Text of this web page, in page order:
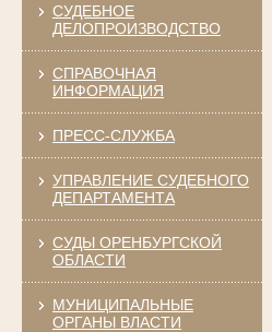
СУДЕБНОЕ
ДЕЛОПРОИЗВОДСТВО
СПРАВОЧНАЯ
ИНФОРМАЦИЯ
ПРЕСС-СЛУЖБА
УПРАВЛЕНИЕ СУДЕБНОГО
ДЕПАРТАМЕНТА
СУДЫ ОРЕНБУРГСКОЙ
ОБЛАСТИ
МУНИЦИПАЛЬНЫЕ
ОРГАНЫ ВЛАСТИ